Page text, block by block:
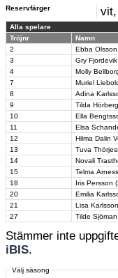
Reservfärger
Alla spelare
Tröjnr
Namn
2
Ebba
3
Gry
4
Molly
7
Muriel
8
Adina
9
Tilda
10
Ella
11
Elsa
12
Hilma Dalin
13
Tuva
14
Novali
15
Telma
18
Iris Persson
20
Emilia
21
Lisa
27
Tilde
Stämmer inte
iBIS.
Välj säsong